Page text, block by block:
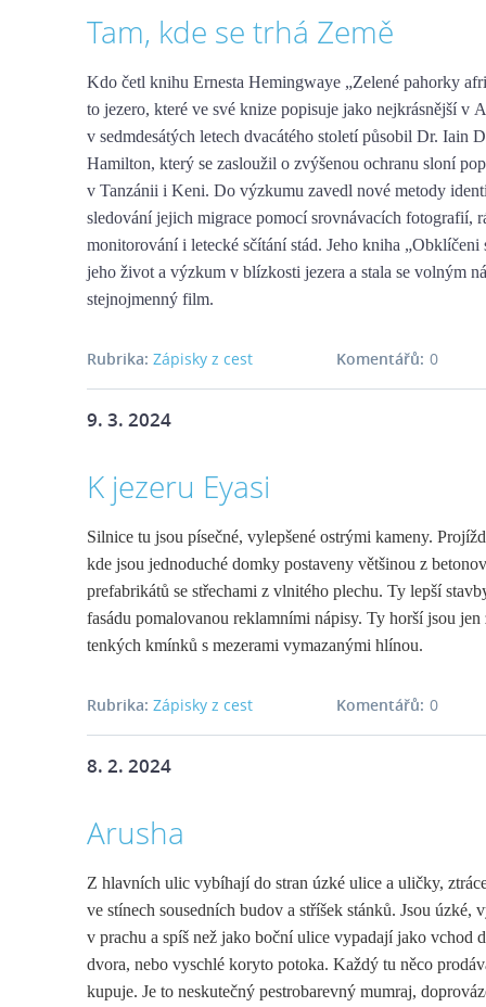
Tam, kde se trhá Země
Kdo četl knihu Ernesta Hemingwaye „Zelené pahorky
to jezero, které ve své knize popisuje jako nejkrásnější v
v sedmdesátých letech dvacátého století působil Dr. Iain
Hamilton, který se zasloužil o zvýšenou ochranu sloní
v Tanzánii i Keni. Do výzkumu zavedl nové metody
sledování jejich migrace pomocí srovnávacích fotografií,
monitorování i letecké sčítání stád. Jeho kniha „Obklíčeni
jeho život a výzkum v blízkosti jezera a stala se volným
stejnojmenný film.
Rubrika: Zápisky z cest 0
Komentářů:
9. 3. 2024
K jezeru Eyasi
Silnice tu jsou písečné, vylepšené ostrými kameny.
kde jsou jednoduché domky postaveny většinou z
prefabrikátů se střechami z vlnitého plechu. Ty lepší
fasádu pomalovanou reklamními nápisy. Ty horší jsou jen
tenkých kmínků s mezerami vymazanými hlínou.
Rubrika: Zápisky z cest 0
Komentářů:
8. 2. 2024
Arusha
Z hlavních ulic vybíhají do stran úzké ulice a uličky,
ve stínech sousedních budov a stříšek stánků. Jsou úzké,
v prachu a spíš než jako boční ulice vypadají jako vchod
dvora, nebo vyschlé koryto potoka. Každý tu něco
kupuje. Je to neskutečný pestrobarevný mumraj,